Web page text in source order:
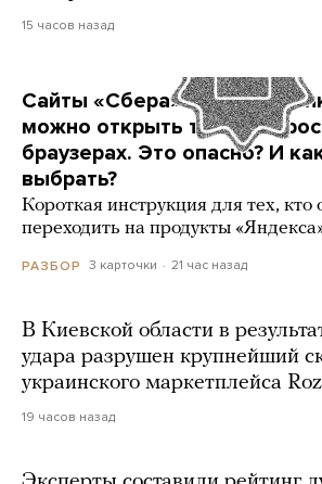
15 часов назад
Сайты «Сбера» и других
можно открыть только в
браузерах. Это опасно? И
выбрать?
Короткая инструкция для тех, кто
переходить на продукты
РАЗБОР 3 карточки 21 час назад
В Киевской области в
удара разрушен крупнейший
украинского маркетплейса
19 часов назад